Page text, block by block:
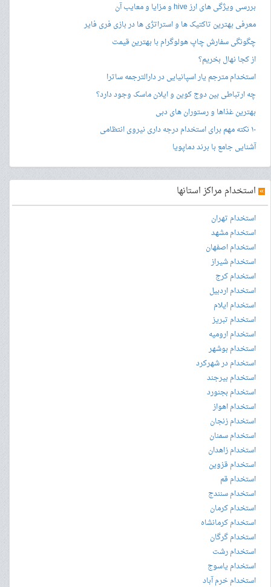
بررسی ویژگی های ارز hive و مزایا و معایب آن
معرفی بهترین تاکتیک ها و استراتژی ها در بازی فری فایر
چگونگی سفارش چاپ هولوگرام با بهترین قیمت
از کجا نهال بخریم؟
استخدام مترجم یار اسپانیایی در دارالترجمه ساترا
چه ارتباطی بین دوج کوین و ایلان ماسک وجود دارد؟
بهترین غذاها و رستوران های دبی
۱۰ نکته مهم برای استخدام درجه داری نیروی انتظامی
آشنایی جامع با برند دماپویا
» استخدام مراکز استانها
استخدام تهران
استخدام مشهد
استخدام اصفهان
استخدام شیراز
استخدام کرج
استخدام اردبیل
استخدام ایلام
استخدام تبریز
استخدام ارومیه
استخدام بوشهر
استخدام در شهرکرد
استخدام بیرجند
استخدام بجنورد
استخدام اهواز
استخدام زنجان
استخدام سمنان
استخدام زاهدان
استخدام قزوین
استخدام قم
استخدام سنندج
استخدام کرمان
استخدام کرمانشاه
استخدام گرگان
استخدام رشت
استخدام یاسوج
استخدام خرم آباد